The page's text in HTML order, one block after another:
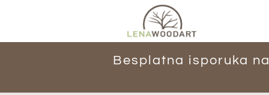
Besplatna isporuka